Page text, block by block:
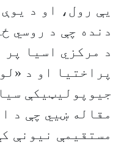
یې رول، او د
دنده چې د روسي
د مرکزي اسیا پر
پراختیا او د
جیوپولیټیکې
مقاله ښيي چې د
مستقیمې نیونې